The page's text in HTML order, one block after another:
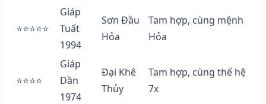
⭐⭐⭐⭐⭐
Giáp
Tuất
1994
Sơn Đầu
Hỏa
Tam hợp, cùng mệnh
Hỏa
⭐⭐⭐⭐
Giáp
Dần
1974
Đại Khê
Thủy
Tam hợp, cùng thế hệ
7x